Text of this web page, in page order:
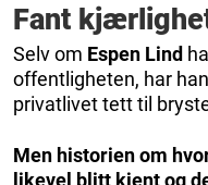
Fant
Selv om Espen Lind
offentligheten, har
privatlivet tett til
Men historien om
likevel blitt kjent og